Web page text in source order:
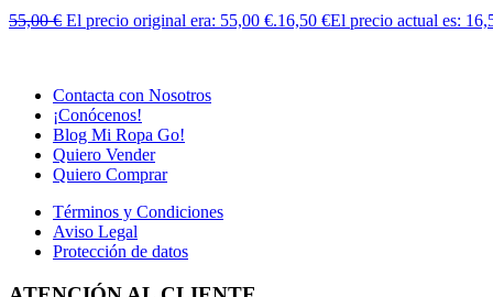
55,00€ El precio original era: 55,00 €.16,50 €El precio actual es:
Contacta con Nosotros
¡Conócenos!
Blog Mi Ropa Go!
Quiero Vender
Quiero Comprar
Términos y Condiciones
Aviso Legal
Protección de datos